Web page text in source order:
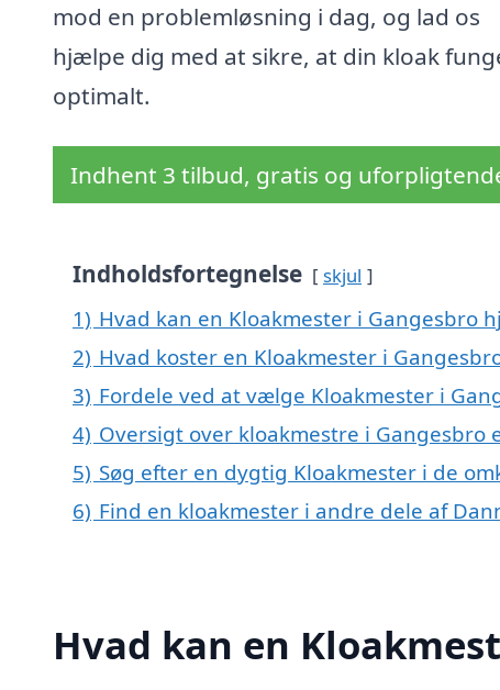
mod en problemløsning i dag, og lad os
hjælpe dig med at sikre, at din kloak
optimalt.
Indhent 3 tilbud, gratis og
Indholdsfortegnelse skjul
1) Hvad kan en Kloakmester i Gangesbro
2) Hvad koster en Kloakmester i
3) Fordele ved at vælge Kloakmester i
4) Oversigt over kloakmestre i
5) Søg efter en dygtig Kloakmester i de
6) Find en kloakmester i andre dele af
Hvad kan en